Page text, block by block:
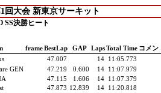
回大会 新東京サーキット
SS決勝ヒート
frameBestLap GAP LapsTotal Time コメン
47.007 14 11:05.773
GEN 47.219 0.600 14 11:07.979
47.115 1.606 14 11:07.379
47.873 12.839 14 11:20.818